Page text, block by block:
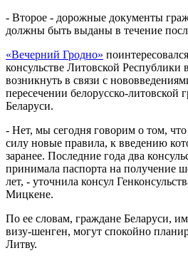
- Второе - дорожные документы
должны быть выданы в течение
«Вечерний Гродно»
консульстве Литовской Республики
возникнуть в связи с
пересечении белорусско-литовской
Беларуси.
- Нет, мы сегодня говорим о том,
силу новые правила, к введению
заранее. Последние года два
принимала паспорта на получение
лет, - уточнила консул
Мицкене.
По ее словам, граждане Беларуси,
визу-шенген, могут спокойно
Литву.